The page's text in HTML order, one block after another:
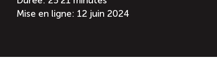
Initiatives
Mise en ligne: 12 juin 2024